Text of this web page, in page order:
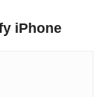
iPhone